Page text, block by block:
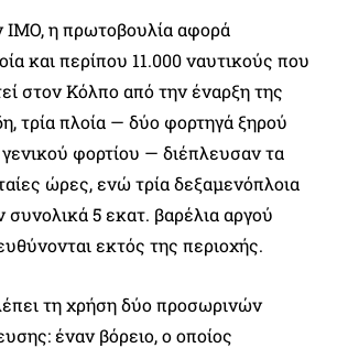
η πρωτοβουλία αφορά
και περίπου 11.000 ναυτικούς που
στον Κόλπο από την έναρξη της
τρία πλοία — δύο φορτηγά ξηρού
φορτίου — διέπλευσαν τα
ώρες, ενώ τρία δεξαμενόπλοια
5 εκατ. βαρέλια αργού
εκτός της περιοχής.
τη χρήση δύο προσωρινών
έναν βόρειο, ο οποίος